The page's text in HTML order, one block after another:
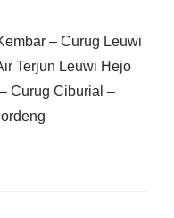
– Curug Leuwi
Terjun Leuwi Hejo
Curug Ciburial –